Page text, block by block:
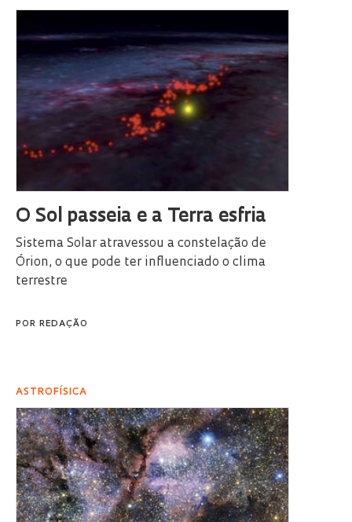
O Sol passeia e a Terra esfria
Sistema Solar atravessou a constelação de
Órion, o que pode ter influenciado o clima
terrestre
POR REDAÇÃO
ASTROFÍSICA